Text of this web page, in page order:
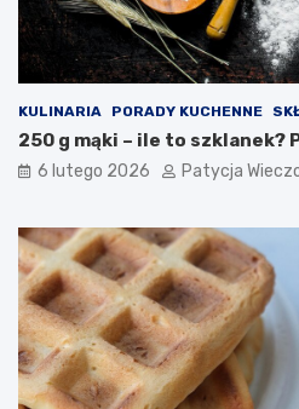
KULINARIA PORADY KUCHENNE
250 g mąki – ile to szklanek?
6 lutego 2026 Patycja